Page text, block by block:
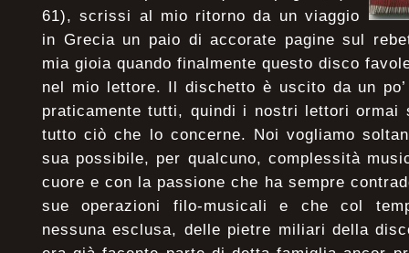
61), scrissi al mio ritorno da un viaggio
in Grecia un paio di accorate pagine sul
mia gioia quando finalmente questo disco
nel mio lettore. Il dischetto è uscito da un
praticamente tutti, quindi i nostri lettori ormai
tutto ciò che lo concerne. Noi vogliamo
sua possibile, per qualcuno, complessità
cuore e con la passione che ha sempre
sue operazioni filo-musicali e che col
nessuna esclusa, delle pietre miliari della